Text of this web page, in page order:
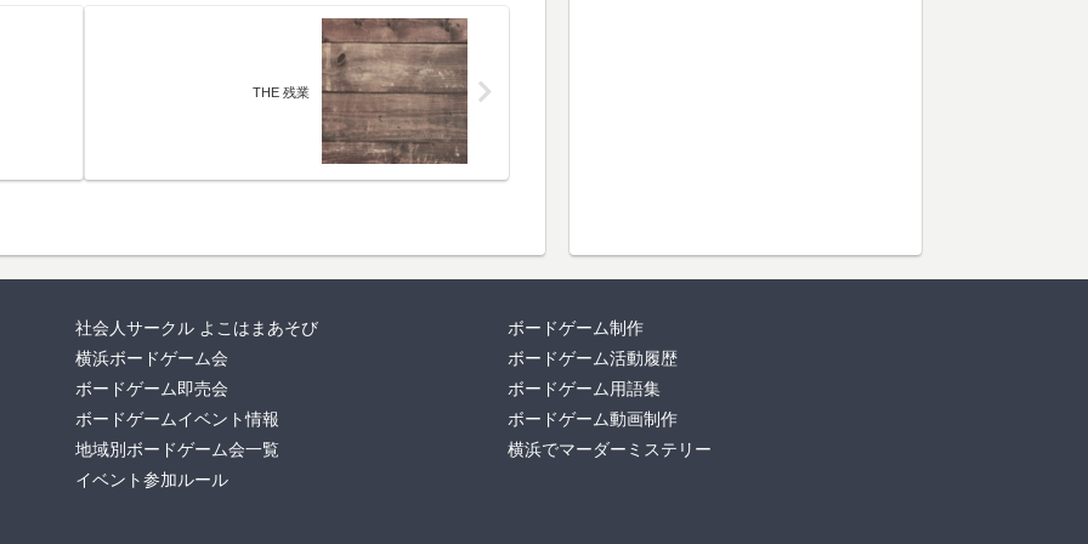
THE 残業
社会人サークル よこはまあそび
横浜ボードゲーム会
ボードゲーム即売会
ボードゲームイベント情報
地域別ボードゲーム会一覧
イベント参加ルール
ボードゲーム制作
ボードゲーム活動履歴
ボードゲーム用語集
ボードゲーム動画制作
横浜でマーダーミステリー